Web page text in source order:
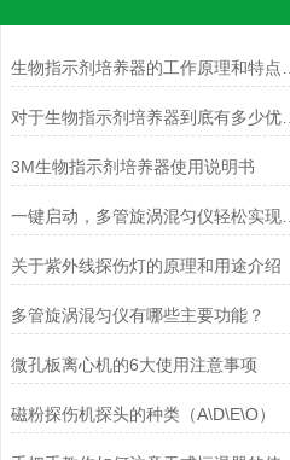
对于生物指示剂培养器到底有多少优点,你可能还不甚了解
3M生物指示剂培养器使用说明书
一键启动，多管旋涡混匀仪轻松实现样品均匀混合
关于紫外线探伤灯的原理和用途介绍
多管旋涡混匀仪有哪些主要功能？
微孔板离心机的6大使用注意事项
磁粉探伤机探头的种类（A\D\E\O）